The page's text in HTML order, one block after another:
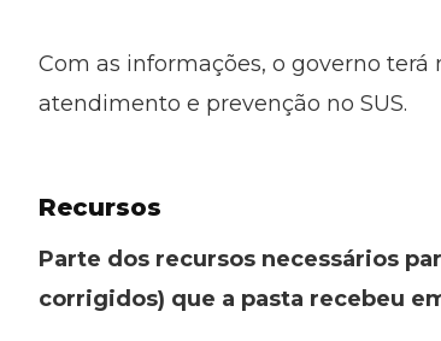
Com as informações, o governo
atendimento e prevenção no SUS.
Recursos
Parte dos recursos necessários
corrigidos) que a pasta recebeu